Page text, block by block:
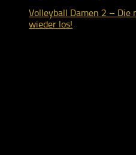
Volleyball Damen 2 – Die
wieder los!